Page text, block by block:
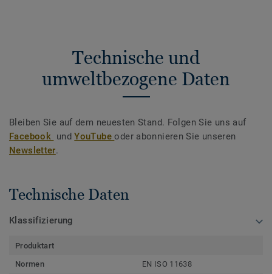
Technische und
umweltbezogene Daten
Bleiben Sie auf dem neuesten Stand. Folgen Sie uns auf
Facebook undYouTubeoder abonnieren Sie unseren
Newsletter.
Technische Daten
Klassifizierung
Produktart
Normen
EN ISO 11638